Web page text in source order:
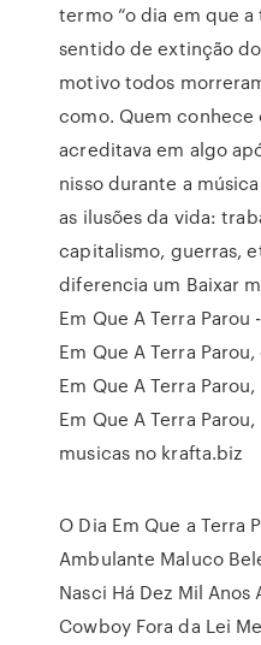
termo “o dia em que
sentido de extinção
motivo todos
como. Quem conhece
acreditava em algo
nisso durante a
as ilusões da vida:
capitalismo, guerras,
diferencia um Baixar
Em Que A Terra Parou
Em Que A Terra
Em Que A Terra
Em Que A Terra
musicas no krafta.biz
O Dia Em Que a Terra
Ambulante Maluco
Nasci Há Dez Mil
Cowboy Fora da Lei